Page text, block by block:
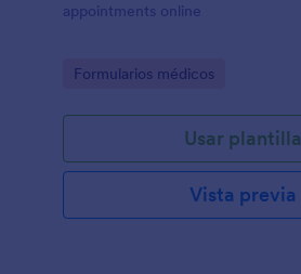
appointments online
Go to Category:
Formularios médicos
Usar plantilla
Vista previa